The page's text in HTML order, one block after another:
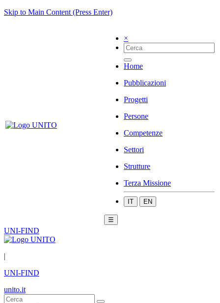
Skip to Main Content (Press Enter)
×
Home
Pubblicazioni
Progetti
Persone
Competenze
Settori
Strutture
Terza Missione
IT EN
☰
UNI-FIND
|
UNI-FIND
unito.it